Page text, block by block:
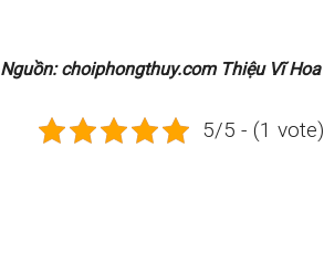
Nguồn: choiphongthuy.com Thiệu Vĩ Hoa
5/5 - (1 vote)